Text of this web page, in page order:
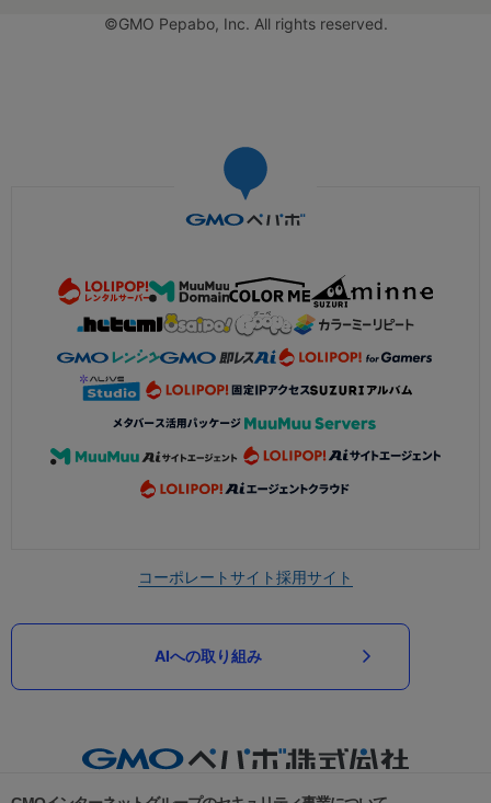
©GMO Pepabo, Inc. All rights reserved.
コーポレートサイト採用サイト
AIへの取り組み